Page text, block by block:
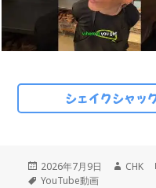
シェイクシャッ
投
稿
2026年7月9日
作
CHK
タ
YouTube動画